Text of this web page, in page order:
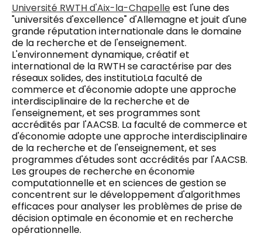
Université RWTH d'Aix-la-Chapelleest l'une des
"universités d'excellence" d'Allemagne et jouit d'une
grande réputation internationale dans le domaine
de la recherche et de l'enseignement.
L'environnement dynamique, créatif et
international de la RWTH se caractérise par des
réseaux solides, des institutioLa faculté de
commerce et d'économie adopte une approche
interdisciplinaire de la recherche et de
l'enseignement, et ses programmes sont
accrédités par l'AACSB. La faculté de commerce et
d'économie adopte une approche interdisciplinaire
de la recherche et de l'enseignement, et ses
programmes d'études sont accrédités par l'AACSB.
Les groupes de recherche en économie
computationnelle et en sciences de gestion se
concentrent sur le développement d'algorithmes
efficaces pour analyser les problèmes de prise de
décision optimale en économie et en recherche
opérationnelle.